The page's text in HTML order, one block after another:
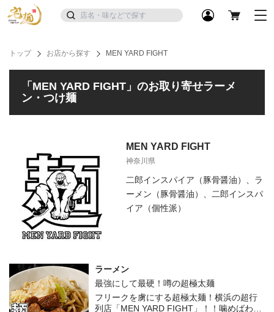
トップ お店から探す MEN YARD FIGHT
「MEN YARD FIGHT」のお取り寄せラーメ
ン・つけ麺
MEN YARD FIGHT
神奈川県
二郎インスパイア（豚骨醤油）、ラ
ーメン（豚骨醤油）、二郎インスパ
イア（個性派）
ラーメン
最強にして最硬！噂の超極太麺
フリークを虜にする超極太麺！横浜の超行
列店「MEN YARD FIGHT」！！噛めばわか